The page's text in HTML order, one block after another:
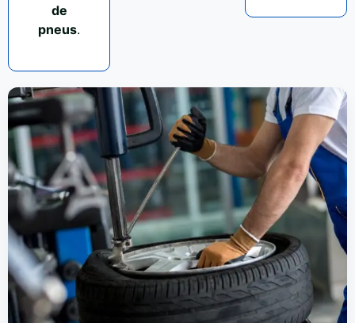
de
pneus.